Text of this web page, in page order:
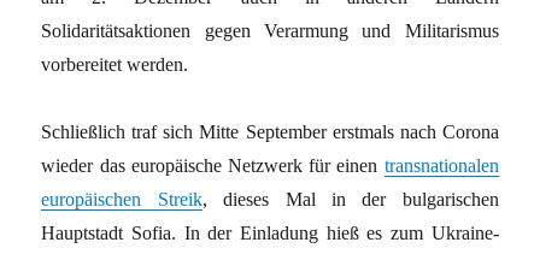
Solidaritätsaktionen gegen Verarmung und Militarismus
vorbereitet werden.
Schließlich traf sich Mitte September erstmals nach Corona
wieder das europäische Netzwerk für einen transnationalen
europäischen Streik, dieses Mal in der bulgarischen
Hauptstadt Sofia. In der Einladung hieß es zum Ukraine-